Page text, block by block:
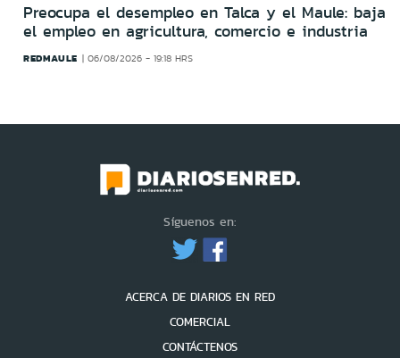
Preocupa el desempleo en Talca y el Maule: baja
el empleo en agricultura, comercio e industria
REDMAULE 06/08/2026 - 19:18 HRS
Síguenos en:
ACERCA DE DIARIOS EN RED
COMERCIAL
CONTÁCTENOS